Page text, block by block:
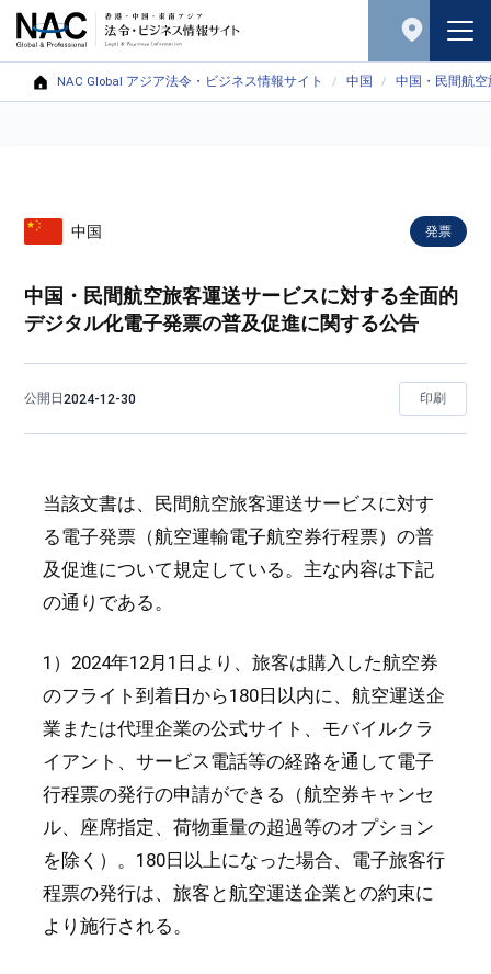
NAC Global アジア法令・ビジネス情報サイト 中国 中国・民間航
中国 発票
中国・民間航空旅客運送サービスに対する全面的
デジタル化電子発票の普及促進に関する公告
公開日2024-12-30 印刷
当該文書は、民間航空旅客運送サービスに対す
る電子発票（航空運輸電子航空券行程票）の普
及促進について規定している。主な内容は下記
の通りである。
1）2024年12月1日より、旅客は購入した航空券
のフライト到着日から180日以内に、航空運送企
業または代理企業の公式サイト、モバイルクラ
イアント、サービス電話等の経路を通して電子
行程票の発行の申請ができる（航空券キャンセ
ル、座席指定、荷物重量の超過等のオプション
を除く）。180日以上になった場合、電子旅客行
程票の発行は、旅客と航空運送企業との約束に
より施行される。